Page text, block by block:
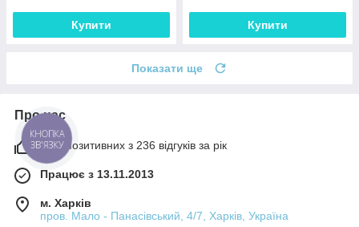
Купити Купити
Показати ще
Про нас
98% позитивних з 236 відгуків за рік
Працює з 13.11.2013
м. Харків
пров. Мало - Панасівський, 4/7, Харків, Україна
КНОПКА
ЗВ'ЯЗКУ